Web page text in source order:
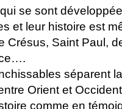
se sont
et leur histoire est
Crésus, Saint Paul,
séparent
Orient et
comme en